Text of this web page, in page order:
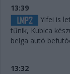
13:39
Yifei is
tűnik, Kubica
belga autó
13:32